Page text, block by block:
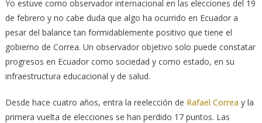
Yo estuve como observador internacional en las elecciones del 19
de febrero y no cabe duda que algo ha ocurrido en Ecuador a
pesar del balance tan formidablemente positivo que tiene el
gobierno de Correa. Un observador objetivo solo puede constatar
progresos en Ecuador como sociedad y como estado, en su
infraestructura educacional y de salud.
Desde hace cuatro años, entra la reelección de Rafael Correa y la
primera vuelta de elecciones se han perdido 17 puntos. Las